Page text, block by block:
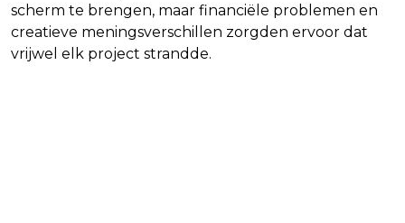
scherm te brengen, maar financiële problemen en
creatieve meningsverschillen zorgden ervoor dat
vrijwel elk project strandde.